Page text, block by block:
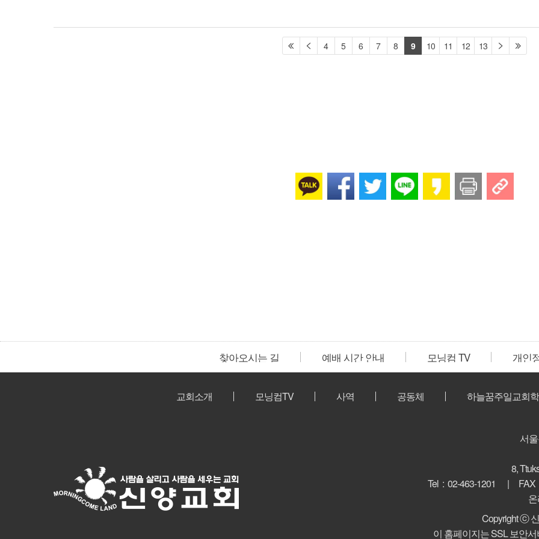
4 5 6 7 8 9 10 11 12 13
찾아오시는 길 예배 시간 안내 모닝컴 TV 개인
교회소개 모닝컴TV 사역 공동체 하늘꿈주일교회
서
8,
Tel : 02-463-1201
Copyright ⓒ
이 홈페이지는 SSL 보안